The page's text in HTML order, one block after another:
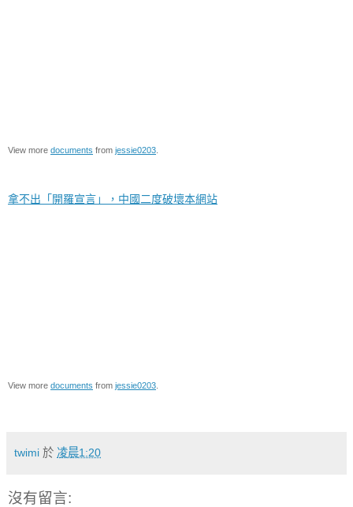
View more documents from jessie0203
拿不出「開羅宣言」，中國二度破壞本網站
View more documents from jessie0203
twimi 於 凌晨1:20
沒有留言: